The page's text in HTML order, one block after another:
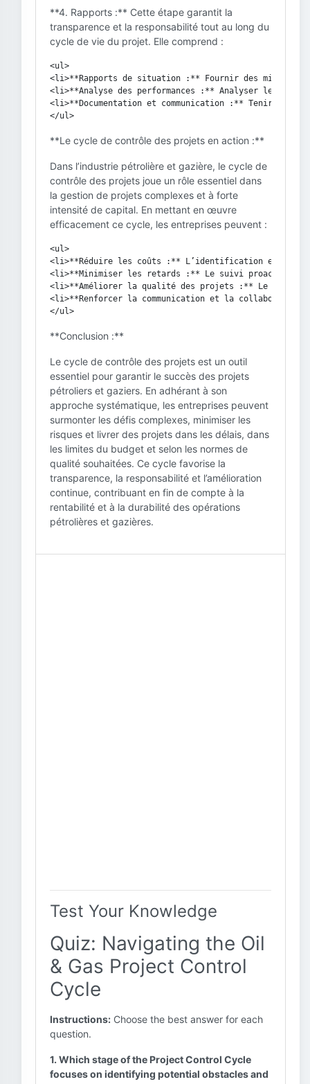
**4. Rapports :** Cette étape garantit la
transparence et la responsabilité tout au long du
cycle de vie du projet. Elle comprend :
<ul>
<li>**Rapports de situation :** Fournir des mises
<li>**Analyse des performances :** Analyser les
<li>**Documentation et communication :** Tenir
**Le cycle de contrôle des projets en action :**
Dans l’industrie pétrolière et gazière, le cycle de
contrôle des projets joue un rôle essentiel dans
la gestion de projets complexes et à forte
intensité de capital. En mettant en œuvre
efficacement ce cycle, les entreprises peuvent :
<ul>
<li>**Réduire les coûts :** L’identification et
<li>**Minimiser les retards :** Le suivi proactif et
<li>**Améliorer la qualité des projets :** Le
<li>**Renforcer la communication et la collaboration
**Conclusion :**
Le cycle de contrôle des projets est un outil
essentiel pour garantir le succès des projets
pétroliers et gaziers. En adhérant à son
approche systématique, les entreprises peuvent
surmonter les défis complexes, minimiser les
risques et livrer des projets dans les délais, dans
les limites du budget et selon les normes de
qualité souhaitées. Ce cycle favorise la
transparence, la responsabilité et l’amélioration
continue, contribuant en fin de compte à la
rentabilité et à la durabilité des opérations
pétrolières et gazières.
Test Your Knowledge
Quiz: Navigating the Oil
& Gas Project Control
Cycle
Instructions: Choose the best answer for each
question.
1. Which stage of the Project Control Cycle
focuses on identifying potential obstacles and